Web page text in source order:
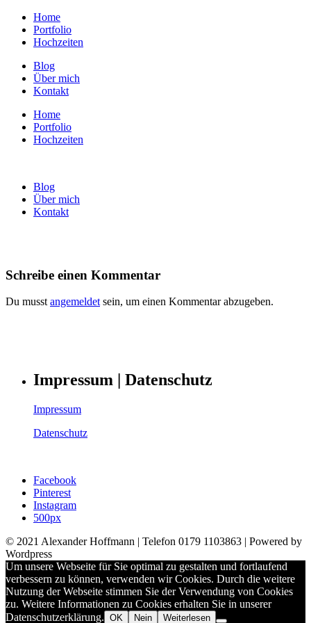
Home
Portfolio
Hochzeiten
Blog
Über mich
Kontakt
Home
Portfolio
Hochzeiten
Blog
Über mich
Kontakt
Schreibe einen Kommentar
Du musstangemeldetsein, um einen Kommentar abzugeben.
Impressum | Datenschutz
Impressum
Datenschutz
Facebook
Pinterest
Instagram
500px
© 2021 Alexander Hoffmann | Telefon 0179 1103863 | Powered by
Wordpress
Um unsere Webseite für Sie optimal zu gestalten und fortlaufend
verbessern zu können, verwenden wir Cookies. Durch die weitere
Nutzung der Webseite stimmen Sie der Verwendung von Cookies
zu. Weitere Informationen zu Cookies erhalten Sie in unserer
Datenschutzerklärung. OK Nein Weiterlesen